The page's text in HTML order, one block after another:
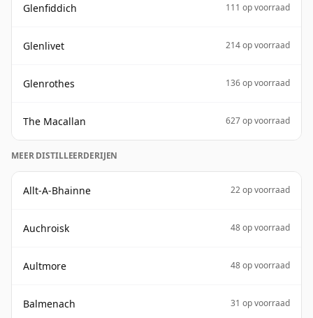
Glenfiddich 111 op voorraad
Glenlivet 214 op voorraad
Glenrothes 136 op voorraad
The Macallan 627 op voorraad
MEER DISTILLEERDERIJEN
Allt-A-Bhainne 22 op voorraad
Auchroisk 48 op voorraad
Aultmore 48 op voorraad
Balmenach 31 op voorraad